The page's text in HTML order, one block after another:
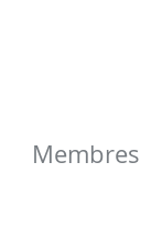
Membres